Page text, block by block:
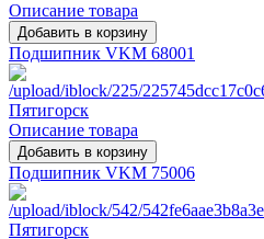
Описание товара
Подшипник VKM 68001
Описание товара
Подшипник VKM 75006